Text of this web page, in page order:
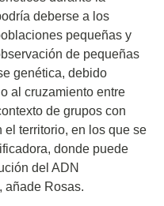
deberse a los
pequeñas y
de pequeñas
genética, debido
al cruzamiento entre
de grupos con
territorio, en los que se
donde puede
del ADN
añade Rosas.